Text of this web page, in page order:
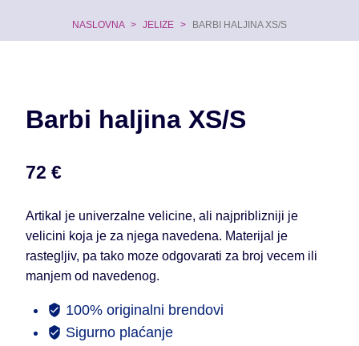
NASLOVNA > JELIZE > BARBI HALJINA XS/S
Barbi haljina XS/S
72 €
Artikal je univerzalne velicine, ali najpriblizniji je
velicini koja je za njega navedena. Materijal je
rastegljiv, pa tako moze odgovarati za broj vecem ili
manjem od navedenog.
100% originalni brendovi
Sigurno plaćanje